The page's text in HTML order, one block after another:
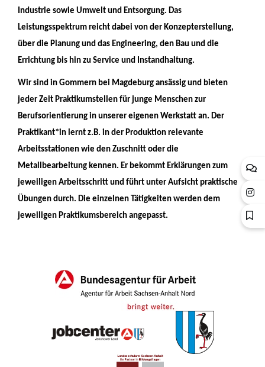
Industrie sowie Umwelt und Entsorgung. Das
Leistungsspektrum reicht dabei von der Konzepterstellung,
über die Planung und das Engineering, den Bau und die
Errichtung bis hin zu Service und Instandhaltung.
Wir sind in Gommern bei Magdeburg ansässig und bieten
jeder Zeit Praktikumstellen für junge Menschen zur
Berufsorientierung in unserer eigenen Werkstatt an. Der
Praktikant*in lernt z.B. in der Produktion relevante
Arbeitsstationen wie den Zuschnitt oder die
Metallbearbeitung kennen. Er bekommt Erklärungen zum
jeweiligen Arbeitsschritt und führt unter Aufsicht praktische
Übungen durch. Die einzelnen Tätigkeiten werden dem
jeweiligen Praktikumsbereich angepasst.